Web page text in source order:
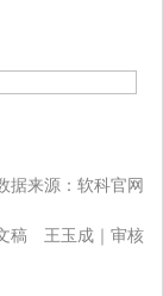
据来源：软科官网
稿 王玉成｜审核